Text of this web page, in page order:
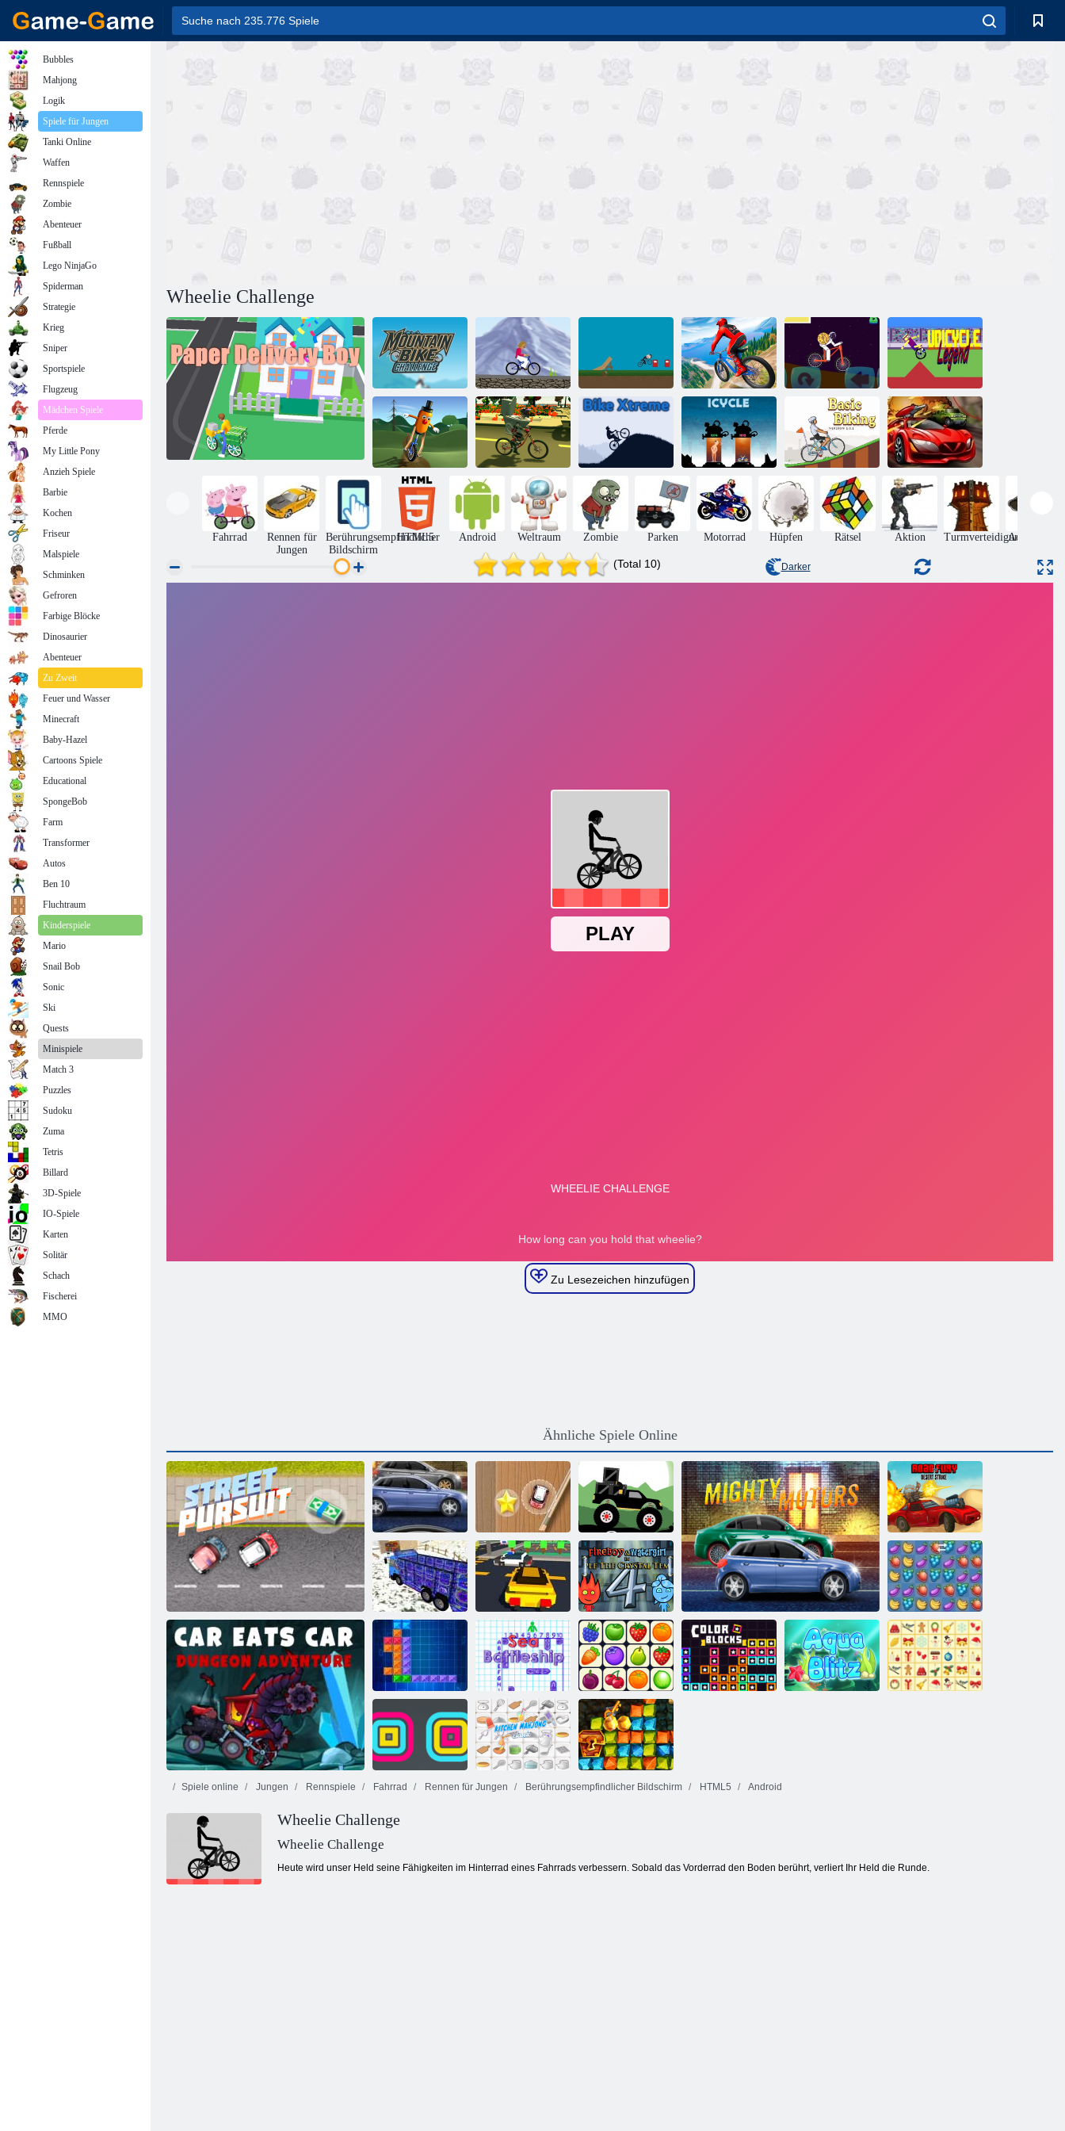
Wheelie Challenge
Mountainbike-
Challenge
Downhill-Bike Schneller Fahrer
Fahrer
Downhill-
Rennen
Space Blitz Einrad Legende
Einrad Balance
3D
Skibidi -
Toilettenrad
fahren
Fahrrad Xtreme Basisradfahren Spy Auto
Fahrrad
Rennen für
Jungen
Berührungsempfindlicher
Bildschirm
HTML5 Android Weltraum Zombie Parken Motorrad Hüpfen Rätsel Aktion TurmverteidigungAdventures
(Total 10) Darker
Zu Lesezeichen hinzufügen
Ähnliche Spiele Online
Straße Pursuit
Street Race Fury
Mini Rennen-
Ansturm
Monster Truck
Forest-Lieferung
Straße des Fury
Desert Strike
Lastkraftwagen
18
Lego-
Superhelden-
Rennen
Feuer und
Wasser 4:
Kristalltempel
Fruita Crush
Ten Trix
Schiffe
Versenken
Onet Connect
Square Stapler
Spiele online Jungen Rennspiele Fahrrad Rennen für Jungen Berührungsempfindlicher Bildschirm HTML5 Android
Wheelie Challenge
Wheelie Challenge
Heute wird unser Held seine Fähigkeiten im Hinterrad eines Fahrrads verbessern. Sobald das Vorderrad den Boden berührt, verliert Ihr Held die Runde.
Bubbles
Mahjong
Logik
Spiele für Jungen
Tanki Online
Waffen
Rennspiele
Zombie
Abenteuer
Fußball
Lego NinjaGo
Spiderman
Strategie
Krieg
Sniper
Sportspiele
Flugzeug
Mädchen Spiele
Pferde
My Little Pony
Anzieh Spiele
Barbie
Kochen
Friseur
Malspiele
Schminken
Gefroren
Farbige Blöcke
Dinosaurier
Abenteuer
Zu Zweit
Feuer und Wasser
Minecraft
Baby-Hazel
Cartoons Spiele
Educational
SpongeBob
Farm
Transformer
Autos
Ben 10
Fluchtraum
Kinderspiele
Mario
Snail Bob
Sonic
Ski
Quests
Minispiele
Match 3
Puzzles
Sudoku
Zuma
Tetris
Billard
3D-Spiele
IO-Spiele
Karten
Solitär
Schach
Fischerei
MMO